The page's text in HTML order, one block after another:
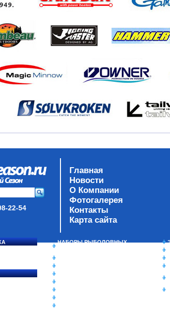
22-54
Главная
Новости
О Компании
Фотогалерея
Контакты
Карта сайта
НАБОРЫ РЫБОЛОВНЫХ